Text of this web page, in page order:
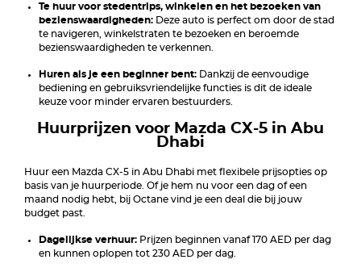
Te huur voor stedentrips, winkelen en het bezoeken van
bezienswaardigheden: Deze auto is perfect om door de stad
te navigeren, winkelstraten te bezoeken en beroemde
bezienswaardigheden te verkennen.
Huren als je een beginner bent: Dankzij de eenvoudige
bediening en gebruiksvriendelijke functies is dit de ideale
keuze voor minder ervaren bestuurders.
Huurprijzen voor Mazda CX-5 in Abu
Dhabi
Huur een Mazda CX-5 in Abu Dhabi met flexibele prijsopties op
basis van je huurperiode. Of je hem nu voor een dag of een
maand nodig hebt, bij Octane vind je een deal die bij jouw
budget past.
Dagelijkse verhuur: Prijzen beginnen vanaf 170 AED per dag
en kunnen oplopen tot 230 AED per dag.